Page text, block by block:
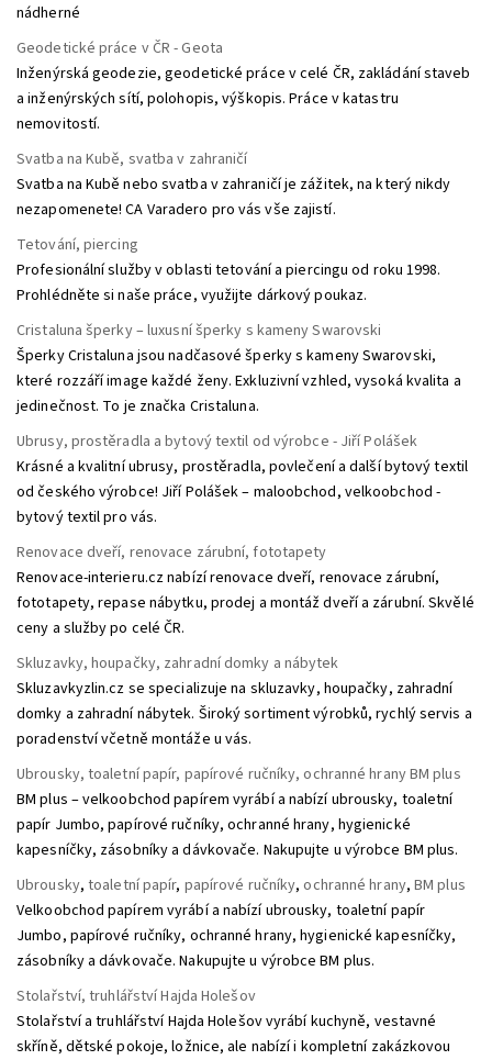
nádherné
Geodetické práce v ČR - Geota
Inženýrská geodezie, geodetické práce v celé ČR, zakládání staveb
a inženýrských sítí, polohopis, výškopis. Práce v katastru
nemovitostí.
Svatba na Kubě, svatba v zahraničí
Svatba na Kubě nebo svatba v zahraničí je zážitek, na který nikdy
nezapomenete! CA Varadero pro vás vše zajistí.
Tetování, piercing
Profesionální služby v oblasti tetování a piercingu od roku 1998.
Prohlédněte si naše práce, využijte dárkový poukaz.
Cristaluna šperky – luxusní šperky s kameny Swarovski
Šperky Cristaluna jsou nadčasové šperky s kameny Swarovski,
které rozzáří image každé ženy. Exkluzivní vzhled, vysoká kvalita a
jedinečnost. To je značka Cristaluna.
Ubrusy, prostěradla a bytový textil od výrobce - Jiří Polášek
Krásné a kvalitní ubrusy, prostěradla, povlečení a další bytový textil
od českého výrobce! Jiří Polášek – maloobchod, velkoobchod -
bytový textil pro vás.
Renovace dveří, renovace zárubní, fototapety
Renovace-interieru.cz nabízí renovace dveří, renovace zárubní,
fototapety, repase nábytku, prodej a montáž dveří a zárubní. Skvělé
ceny a služby po celé ČR.
Skluzavky, houpačky, zahradní domky a nábytek
Skluzavkyzlin.cz se specializuje na skluzavky, houpačky, zahradní
domky a zahradní nábytek. Široký sortiment výrobků, rychlý servis a
poradenství včetně montáže u vás.
Ubrousky, toaletní papír, papírové ručníky, ochranné hrany BM plus
BM plus – velkoobchod papírem vyrábí a nabízí ubrousky, toaletní
papír Jumbo, papírové ručníky, ochranné hrany, hygienické
kapesníčky, zásobníky a dávkovače. Nakupujte u výrobce BM plus.
Ubrousky,toaletní papír, papírové ručníky,ochranné hrany,BM plus
Velkoobchod papírem vyrábí a nabízí ubrousky, toaletní papír
Jumbo, papírové ručníky, ochranné hrany, hygienické kapesníčky,
zásobníky a dávkovače. Nakupujte u výrobce BM plus.
Stolařství, truhlářství Hajda Holešov
Stolařství a truhlářství Hajda Holešov vyrábí kuchyně, vestavné
skříně, dětské pokoje, ložnice, ale nabízí i kompletní zakázkovou